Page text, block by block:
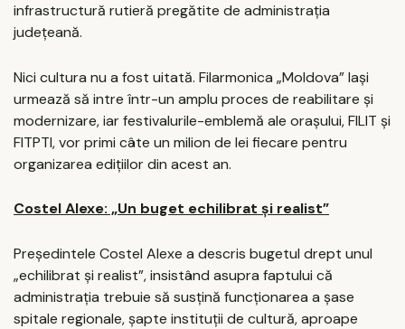
infrastructură rutieră pregătite de administrația
județeană.
Nici cultura nu a fost uitată. Filarmonica „Moldova” Iași
urmează să intre într-un amplu proces de reabilitare și
modernizare, iar festivalurile-emblemă ale orașului, FILIT și
FITPTI, vor primi câte un milion de lei fiecare pentru
organizarea edițiilor din acest an.
Costel Alexe: „Un buget echilibrat și realist”
Președintele Costel Alexe a descris bugetul drept unul
„echilibrat și realist”, insistând asupra faptului că
administrația trebuie să susțină funcționarea a șase
spitale regionale, șapte instituții de cultură, aproape